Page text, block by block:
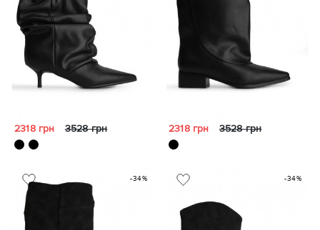
2318 грн 3528 грн 2318 грн 3528 грн
-34% -34%